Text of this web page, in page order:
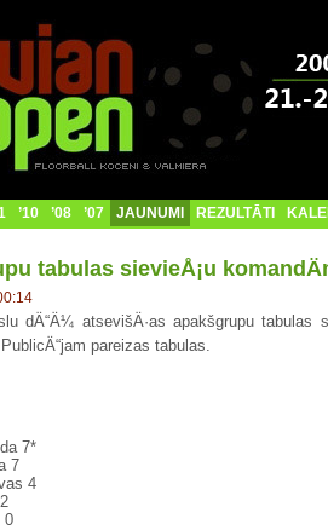
’10 ’08 ’07 JAUNUMI REZULTĀTI
tabulas sievieÅ¡u
dÄ“Ä¼ atsevišÄ·as apakšgrupu tabulas
pareizas tabulas.
7*
7
4
0